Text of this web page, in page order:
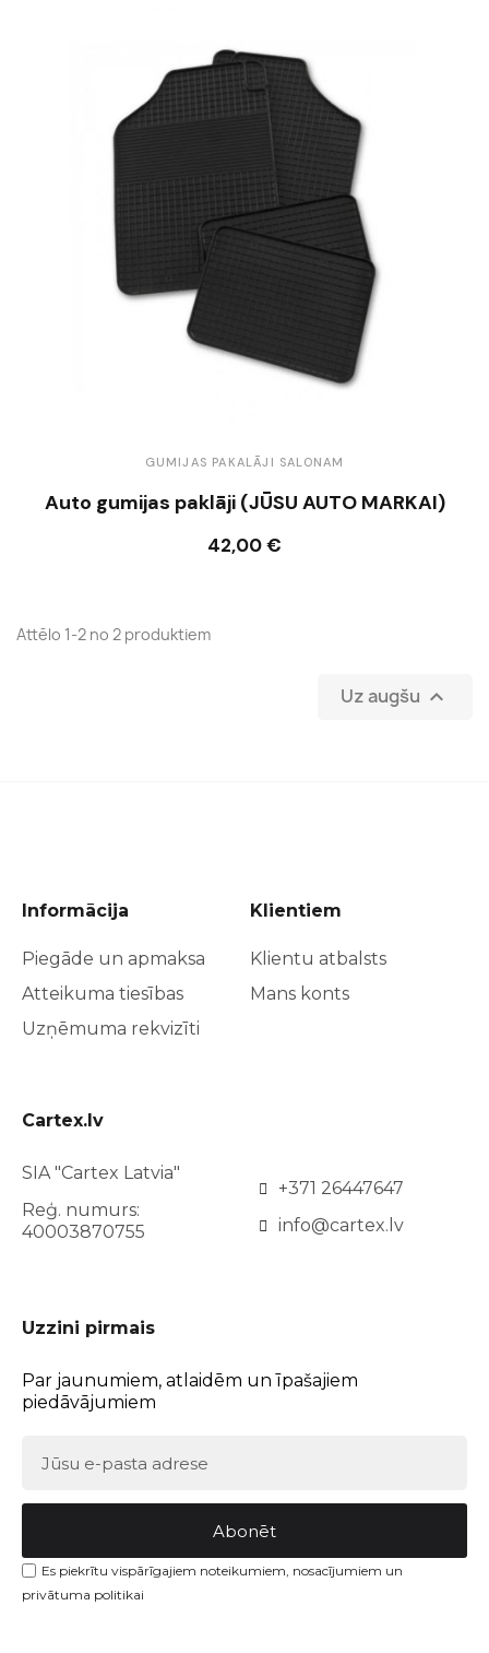
GUMIJAS PAKALĀJI SALONAM
Auto gumijas paklāji (JŪSU AUTO MARKAI)
42,00 €
Ielikt grozā
Attēlo 1-2 no 2 produktiem
Uz augšu 
Informācija
Piegāde un apmaksa
Atteikuma tiesības
Uzņēmuma rekvizīti
Klientiem
Klientu atbalsts
Mans konts
Cartex.lv
SIA "Cartex Latvia"
Reģ. numurs:
40003870755
+371 26447647
info@cartex.lv
Uzzini pirmais
Par jaunumiem, atlaidēm un īpašajiem
piedāvājumiem
Abonēt
Es piekrītu vispārīgajiem noteikumiem, nosacījumiem un
privātuma politikai